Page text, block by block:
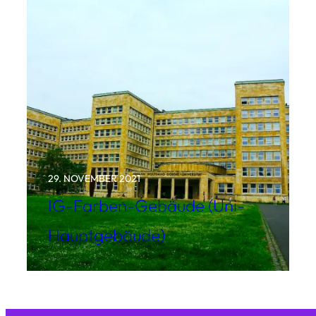
29. NOVEMBER 2021
IG-Farben-Gebäude (Uni-
Hauptgebäude)